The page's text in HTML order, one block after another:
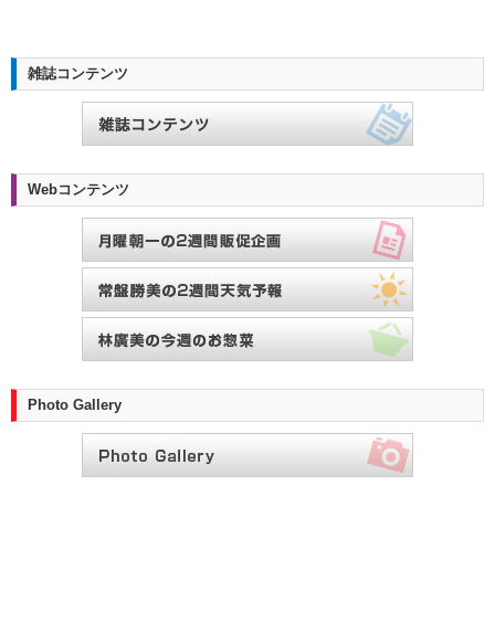
雑誌コンテンツ
Webコンテンツ
Photo Gallery